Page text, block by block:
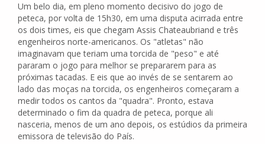
Um belo dia, em pleno momento decisivo do jogo de
peteca, por volta de 15h30, em uma disputa acirrada entre
os dois times, eis que chegam Assis Chateaubriand e três
engenheiros norte-americanos. Os "atletas" não
imaginavam que teriam uma torcida de "peso" e até
pararam o jogo para melhor se prepararem para as
próximas tacadas. E eis que ao invés de se sentarem ao
lado das moças na torcida, os engenheiros começaram a
medir todos os cantos da "quadra". Pronto, estava
determinado o fim da quadra de peteca, porque ali
nasceria, menos de um ano depois, os estúdios da primeira
emissora de televisão do País.